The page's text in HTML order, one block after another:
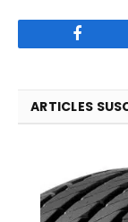
ARTICLES